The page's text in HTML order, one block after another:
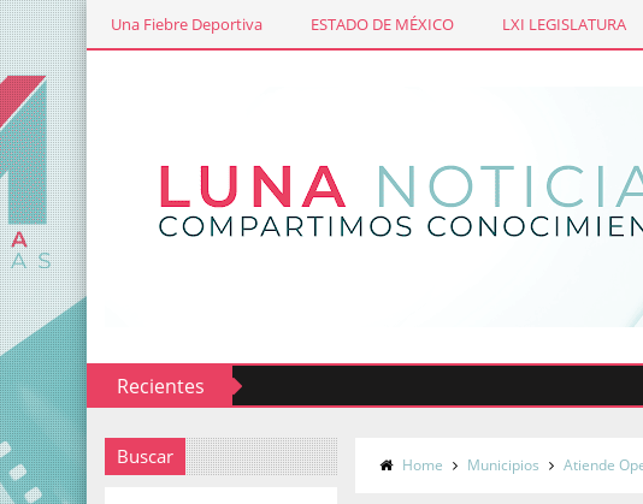
Una Fiebre Deportiva ESTADO DE MÉXICO LXI LEGISLATURA
Recientes
Buscar Home Municipios Atiende